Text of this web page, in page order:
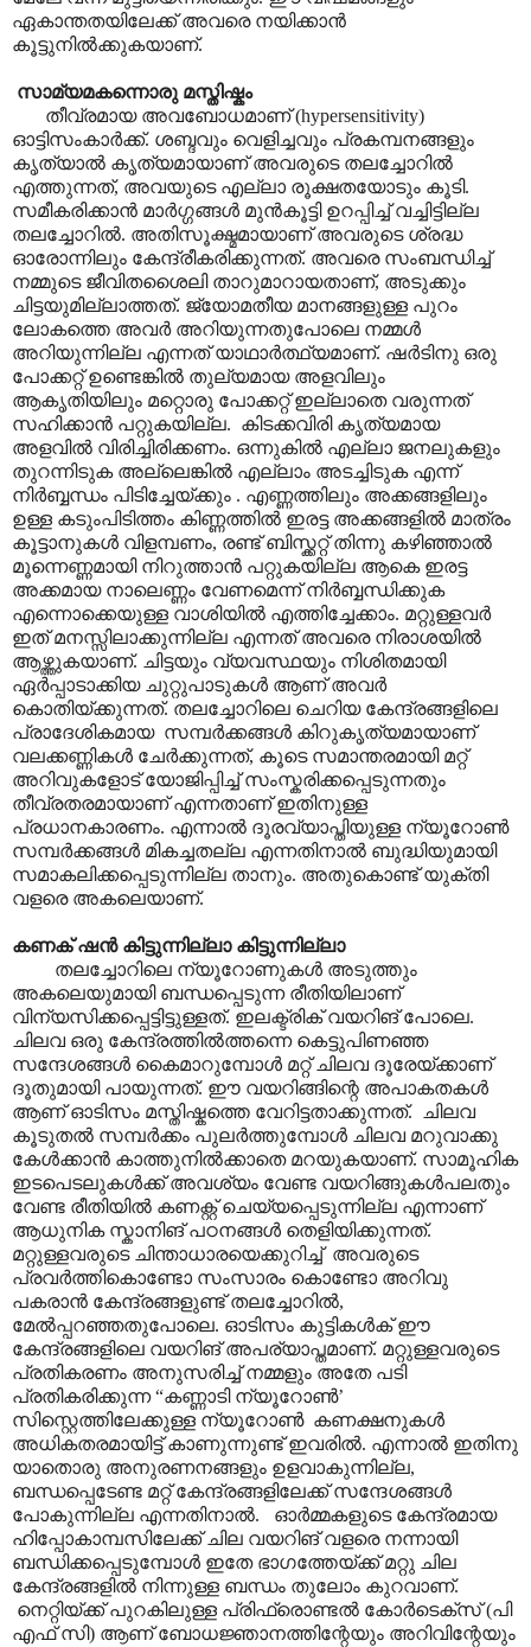
ഏകാന്തതയിലേക്ക് അവരെ നയിക്കാൻ
കൂട്ടുനിൽക്കുകയാണ്.
സാമ്യമകന്നൊരു മസ്തിഷ്കം
തീവ്രമായ അവബോധമാണ് (hypersensitivity)
ഓട്ടിസംകാർക്ക്. ശബ്ദവും വെളിച്ചവും പ്രകമ്പനങ്ങളും
കൃത്യാൽ കൃത്യമായാണ് അവരുടെ തലച്ചോറിൽ
എത്തുന്നത്, അവയുടെ എല്ലാ രൂക്ഷതയോടും കൂടി.
സമീകരിക്കാൻ മാർഗ്ഗങ്ങൾ മുൻകൂട്ടി ഉറപ്പിച്ച് വച്ചിട്ടില്ല
തലച്ചോറിൽ. അതിസൂക്ഷ്മമായാണ് അവരുടെ ശ്രദ്ധ
ഓരോന്നിലും കേന്ദ്രീകരിക്കുന്നത്. അവരെ സംബന്ധിച്ച്
നമ്മുടെ ജീവിതശൈലി താറുമാറായതാണ്, അടുക്കും
ചിട്ടയുമില്ലാത്തത്. ജ്യോമതീയ മാനങ്ങളുള്ള പുറം
ലോകത്തെ അവർ അറിയുന്നതുപോലെ നമ്മൾ
അറിയുന്നില്ല എന്നത് യാഥാർത്ഥ്യമാണ്. ഷർടിനു ഒരു
പോക്കറ്റ് ഉണ്ടെങ്കിൽ തുല്യമായ അളവിലും
ആകൃതിയിലും മറ്റൊരു പോക്കറ്റ് ഇല്ലാതെ വരുന്നത്
സഹിക്കാൻ പറ്റുകയില്ല. കിടക്കവിരി കൃത്യമായ
അളവിൽ വിരിച്ചിരിക്കണം. ഒന്നുകിൽ എല്ലാ ജനലുകളും
തുറന്നിടുക അല്ലെങ്കിൽ എല്ലാം അടച്ചിടുക എന്ന്
നിർബ്ബന്ധം പിടിച്ചേയ്ക്കും . എണ്ണത്തിലും അക്കങ്ങളിലും
ഉള്ള കടുംപിടിത്തം കിണ്ണത്തിൽ ഇരട്ട അക്കങ്ങളിൽ മാത്രം
കൂട്ടാനുകൾ വിളമ്പണം, രണ്ട് ബിസ്ക്കറ്റ് തിന്നു കഴിഞ്ഞാൽ
മൂന്നെണ്ണമായി നിറുത്താൻ പറ്റുകയില്ല ആകെ ഇരട്ട
അക്കമായ നാലെണ്ണം വേണമെന്ന് നിർബ്ബന്ധിക്കുക
എന്നൊക്കെയുള്ള വാശിയിൽ എത്തിച്ചേക്കാം. മറ്റുള്ളവർ
ഇത് മനസ്സിലാക്കുന്നില്ല എന്നത് അവരെ നിരാശയിൽ
ആഴ്ത്തുകയാണ്. ചിട്ടയും വ്യവസ്ഥയും നിശിതമായി
ഏർപ്പാടാക്കിയ ചുറ്റുപാടുകൾ ആണ് അവർ
കൊതിയ്ക്കുന്നത്. തലച്ചോറിലെ ചെറിയ കേന്ദ്രങ്ങളിലെ
പ്രാദേശികമായ സമ്പർക്കങ്ങൾ കിറുകൃത്യമായാണ്
വലക്കണ്ണികൾ ചേർക്കുന്നത്, കൂടെ സമാന്തരമായി മറ്റ്
അറിവുകളോട് യോജിപ്പിച്ച് സംസ്കരിക്കപ്പെടുന്നതും
തീവ്രതരമായാണ് എന്നതാണ് ഇതിനുള്ള
പ്രധാനകാരണം. എന്നാൽ ദൂരവ്യാപ്തിയുള്ള ന്യൂറോൺ
സമ്പർക്കങ്ങൾ മികച്ചതല്ല എന്നതിനാൽ ബുദ്ധിയുമായി
സമാകലിക്കപ്പെടുന്നില്ല താനും. അതുകൊണ്ട് യുക്തി
വളരെ അകലെയാണ്.
കണക് ഷൻ കിട്ടുന്നില്ലാ കിട്ടുന്നില്ലാ
തലച്ചോറിലെ ന്യൂറോണുകൾ അടുത്തും
അകലെയുമായി ബന്ധപ്പെടുന്ന രീതിയിലാണ്
വിന്യസിക്കപ്പെട്ടിട്ടുള്ളത്. ഇലക്ട്രിക് വയറിങ് പോലെ.
ചിലവ ഒരു കേന്ദ്രത്തിൽത്തന്നെ കെട്ടുപിണഞ്ഞ
സന്ദേശങ്ങൾ കൈമാറുമ്പോൾ മറ്റ് ചിലവ ദൂരേയ്ക്കാണ്
ദൂതുമായി പായുന്നത്. ഈ വയറിങ്ങിന്റെ അപാകതകൾ
ആണ് ഓടിസം മസ്തിഷ്കത്തെ വേറിട്ടതാക്കുന്നത്. ചിലവ
കൂടുതൽ സമ്പർക്കം പുലർത്തുമ്പോൾ ചിലവ മറുവാക്കു
കേൾക്കാൻ കാത്തുനിൽക്കാതെ മറയുകയാണ്. സാമൂഹിക
ഇടപെടലുകൾക്ക് അവശ്യം വേണ്ട വയറിങ്ങുകൾപലതും
വേണ്ട രീതിയിൽ കണക്റ്റ് ചെയ്യപ്പെടുന്നില്ല എന്നാണ്
ആധുനിക സ്കാനിങ് പഠനങ്ങൾ തെളിയിക്കുന്നത്.
മറ്റുള്ളവരുടെ ചിന്താധാരയെക്കുറിച്ച് അവരുടെ
പ്രവർത്തികൊണ്ടോ സംസാരം കൊണ്ടോ അറിവു
പകരാൻ കേന്ദ്രങ്ങളുണ്ട് തലച്ചോറിൽ,
മേൽ‌പ്പറഞ്ഞതുപോലെ. ഓടിസം കുട്ടികൾക് ഈ
കേന്ദ്രങ്ങളിലെ വയറിങ് അപര്യാപ്തമാണ്. മറ്റുള്ളവരുടെ
പ്രതികരണം അനുസരിച്ച് നമ്മളും അതേ പടി
പ്രതികരിക്കുന്ന “കണ്ണാടി ന്യൂറോൺ’
സിസ്റ്റെത്തിലേക്കുള്ള ന്യൂറോൺ കണക്ഷനുകൾ
അധികതരമായിട്ട് കാണുന്നുണ്ട് ഇവരിൽ. എന്നാൽ ഇതിനു
യാതൊരു അനുരണനങ്ങളും ഉളവാകുന്നില്ല,
ബന്ധപ്പെടേണ്ട മറ്റ് കേന്ദ്രങ്ങളിലേക്ക് സന്ദേശങ്ങൾ
പോകുന്നില്ല എന്നതിനാൽ. ഓർമ്മകളുടെ കേന്ദ്രമായ
ഹിപ്പോകാമ്പസിലേക്ക് ചില വയറിങ് വളരെ നന്നായി
ബന്ധിക്കപ്പെടുമ്പോൾ ഇതേ ഭാഗത്തേയ്ക്ക് മറ്റു ചില
കേന്ദ്രങ്ങളിൽ നിന്നുള്ള ബന്ധം തുലോം കുറവാണ്.
നെറ്റിയ്ക്ക് പുറകിലുള്ള പ്രിഫ്രൊണ്ടൽ കോർടെക്സ് (പി
എഫ് സി) ആണ് ബോധജ്ഞാനത്തിന്റേയും അറിവിന്റേയും